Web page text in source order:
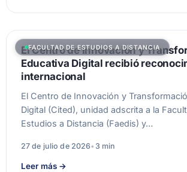
FACULTAD DE ESTUDIOS A DISTANCIA
El Centro de Innovación y
Educativa Digital recibió
internacional
El Centro de Innovación y
Digital (Cited), unidad adscrita a la
Estudios a Distancia (Faedis) y…
27 de julio de 2026• 3 min
Leer más →